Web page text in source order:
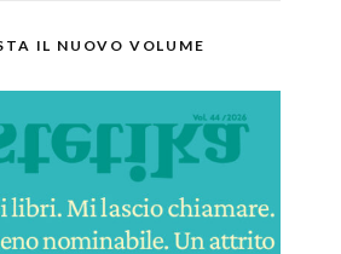
IL NUOVO VOLUME